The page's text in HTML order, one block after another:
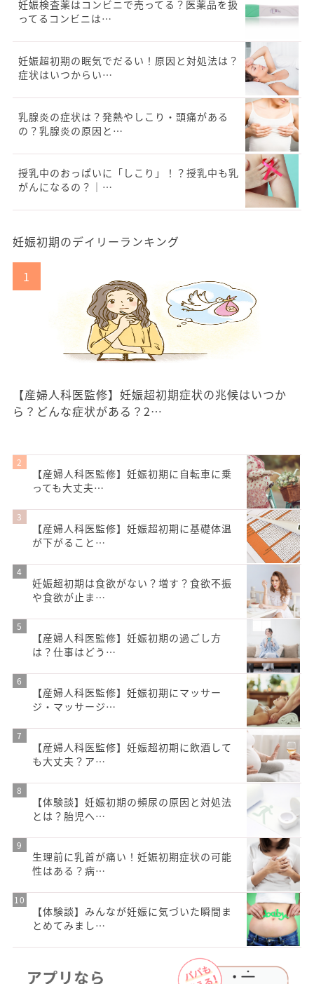
妊娠検査薬はコンビニで売ってる？医薬品を扱
ってるコンビニは…
妊娠超初期の眠気でだるい！原因と対処法は？
症状はいつからい…
乳腺炎の症状は？発熱やしこり・頭痛がある
の？乳腺炎の原因と…
授乳中のおっぱいに「しこり」！？授乳中も乳
がんになるの？｜…
妊娠初期のデイリーランキング
【産婦人科医監修】妊娠超初期症状の兆候はいつか
ら？どんな症状がある？2…
【産婦人科医監修】妊娠初期に自転車に乗
っても大丈夫…
【産婦人科医監修】妊娠超初期に基礎体温
が下がること…
妊娠超初期は食欲がない？増す？食欲不振
や食欲が止ま…
【産婦人科医監修】妊娠初期の過ごし方
は？仕事はどう…
【産婦人科医監修】妊娠初期にマッサー
ジ・マッサージ…
【産婦人科医監修】妊娠超初期に飲酒して
も大丈夫？ア…
【体験談】妊娠初期の頻尿の原因と対処法
とは？胎児へ…
生理前に乳首が痛い！妊娠初期症状の可能
性はある？病…
【体験談】みんなが妊娠に気づいた瞬間ま
とめてみまし…